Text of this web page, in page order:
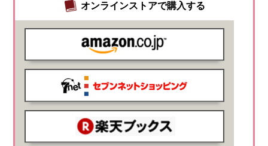
オンラインストアで購入する